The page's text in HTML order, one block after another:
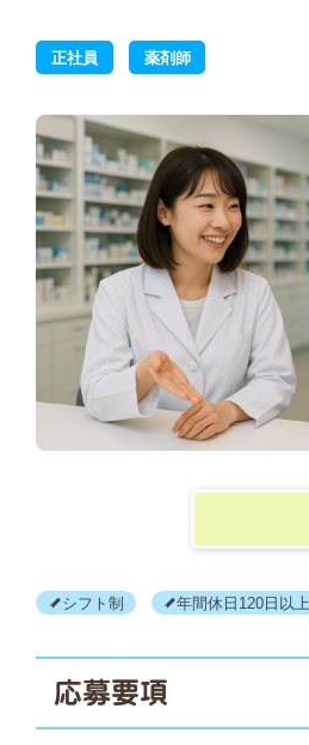
正社員 薬剤師
シフト制 年間休日120日以上
応募要項